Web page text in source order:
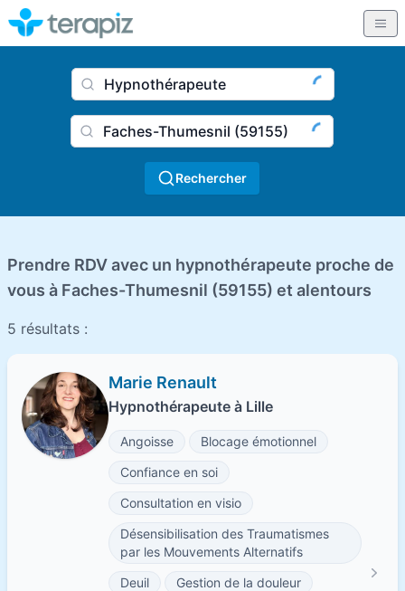
Nom du praticien, profession
Ville
Rechercher
Prendre RDV avec un hypnothérapeute proche de
vous à Faches-Thumesnil (59155) et alentours
5 résultats :
Marie Renault
Hypnothérapeute à Lille
Angoisse
Blocage émotionnel
Confiance en soi
Consultation en visio
Désensibilisation des Traumatismes
par les Mouvements Alternatifs
Deuil
Gestion de la douleur